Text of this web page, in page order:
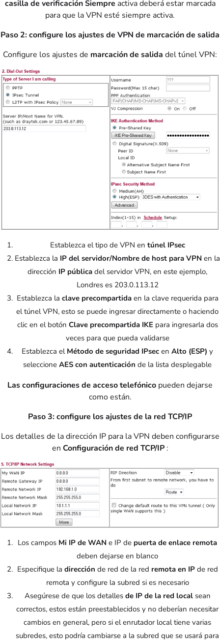
casilla de verificación Siempre activa deberá estar marcada
para que la VPN esté siempre activa.
Paso 2: configure los ajustes de VPN de marcación de salida
Configure los ajustes de marcación de salida del túnel VPN:
Establezca el tipo de VPN en túnel IPsec
Establezca la IP del servidor/Nombre de host para VPN en la
dirección IP pública del servidor VPN, en este ejemplo,
Londres es 203.0.113.12
Establezca la clave precompartidaen la clave requerida para
el túnel VPN, esto se puede ingresar directamente o haciendo
clic en el botón Clave precompartida IKEpara ingresarla dos
veces para que pueda validarse
Establezca el Método de seguridad IPsec en Alto (ESP) y
seleccione AES con autenticación de la lista desplegable
Las configuraciones de acceso telefónico pueden dejarse
como están.
Paso 3: configure los ajustes de la red TCP/IP
Los detalles de la dirección IP para la VPN deben configurarse
en Configuración de red TCP/IP:
Los campos Mi IP de WAN e IP de puerta de enlace remota
deben dejarse en blanco
Especifique la dirección de red de la red remota en IPde red
remota y configure la subred si es necesario
Asegúrese de que los detalles de IP de la red localsean
correctos, estos están preestablecidos y no deberían necesitar
cambios en general, pero si el enrutador local tiene varias
subredes, esto podría cambiarse a la subred que se usará para